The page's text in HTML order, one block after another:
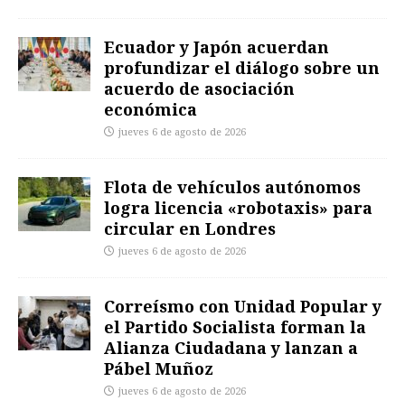
Ecuador y Japón acuerdan
profundizar el diálogo sobre un
acuerdo de asociación
económica
jueves 6 de agosto de 2026
Flota de vehículos autónomos
logra licencia «robotaxis» para
circular en Londres
jueves 6 de agosto de 2026
Correísmo con Unidad Popular y
el Partido Socialista forman la
Alianza Ciudadana y lanzan a
Pábel Muñoz
jueves 6 de agosto de 2026